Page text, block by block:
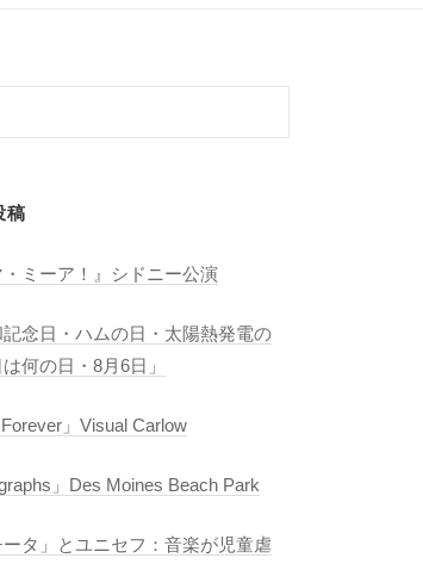
稿
・ミーア！』シドニー公演
念日・ハムの日・太陽熱発電の
何の日・8月6日」
Forever」Visual Carlow
」Des Moines Beach Park
ータ」とユニセフ：音楽が児童虐